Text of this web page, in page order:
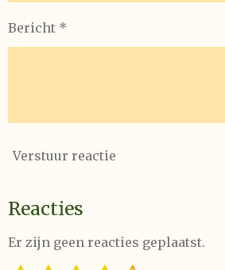
Bericht *
Verstuur reactie
Reacties
Er zijn geen reacties geplaatst.